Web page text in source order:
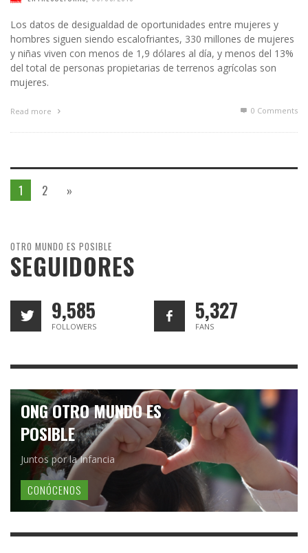
Los datos de desigualdad de oportunidades entre mujeres y
hombres siguen siendo escalofriantes, 330 millones de mujeres
y niñas viven con menos de 1,9 dólares al día, y menos del 13%
del total de personas propietarias de terrenos agrícolas son
mujeres.
Read more 0 Comments
1 2 »
OTRO MUNDO ES POSIBLE
SEGUIDORES
9,585
FOLLOWERS
5,327
FANS
ONG OTRO MUNDO ES
POSIBLE
Juntos por la Infancia
CONÓCENOS